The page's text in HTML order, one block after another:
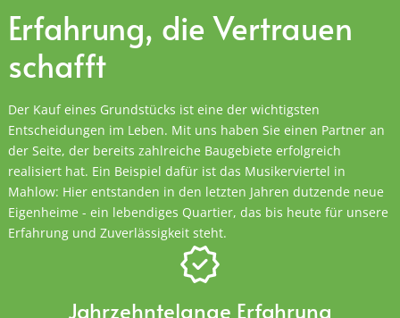
Erfahrung, dieVertrauen
schafft
Der Kauf eines Grundstücks ist eine der wichtigsten
Entscheidungen im Leben. Mit uns haben Sie einen Partner an
der Seite, der bereits zahlreiche Baugebiete erfolgreich
realisiert hat. Ein Beispiel dafür ist das Musikerviertel in
Mahlow: Hier entstanden in den letzten Jahren dutzende neue
Eigenheime - ein lebendiges Quartier, das bis heute für unsere
Erfahrung und Zuverlässigkeit steht.
Jahrzehntelange Erfahrung